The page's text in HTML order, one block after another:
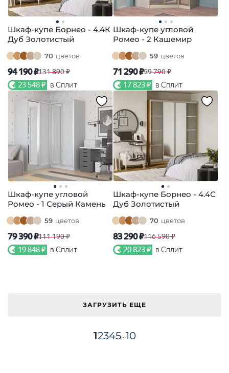
Шкаф-купе Борнео - 4.4К
Дуб Золотистый
70 цветов
94 190 ₽131 890 ₽
23 548 ₽ в Сплит
Шкаф-купе угловой
Ромео - 2 Кашемир
59 цветов
71 290 ₽99 790 ₽
17 823 ₽ в Сплит
Шкаф-купе угловой
Ромео - 1 Серый Камень
59 цветов
79 390 ₽111 190 ₽
19 848 ₽ в Сплит
Шкаф-купе Борнео - 4.4С
Дуб Золотистый
70 цветов
83 290 ₽116 590 ₽
20 823 ₽ в Сплит
ЗАГРУЗИТЬ ЕЩЕ
12345...10